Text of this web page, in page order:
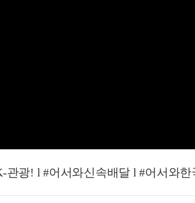
광! l #어서와신속배달 l #어서와한